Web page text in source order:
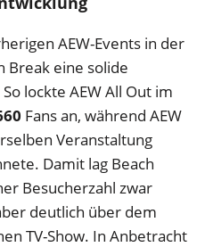
AEW-Events in der
Break eine solide
lockte AEW All Out im
Fans an, während AEW
Veranstaltung
Damit lag Beach
Besucherzahl zwar
deutlich über dem
TV-Show. In Anbetracht